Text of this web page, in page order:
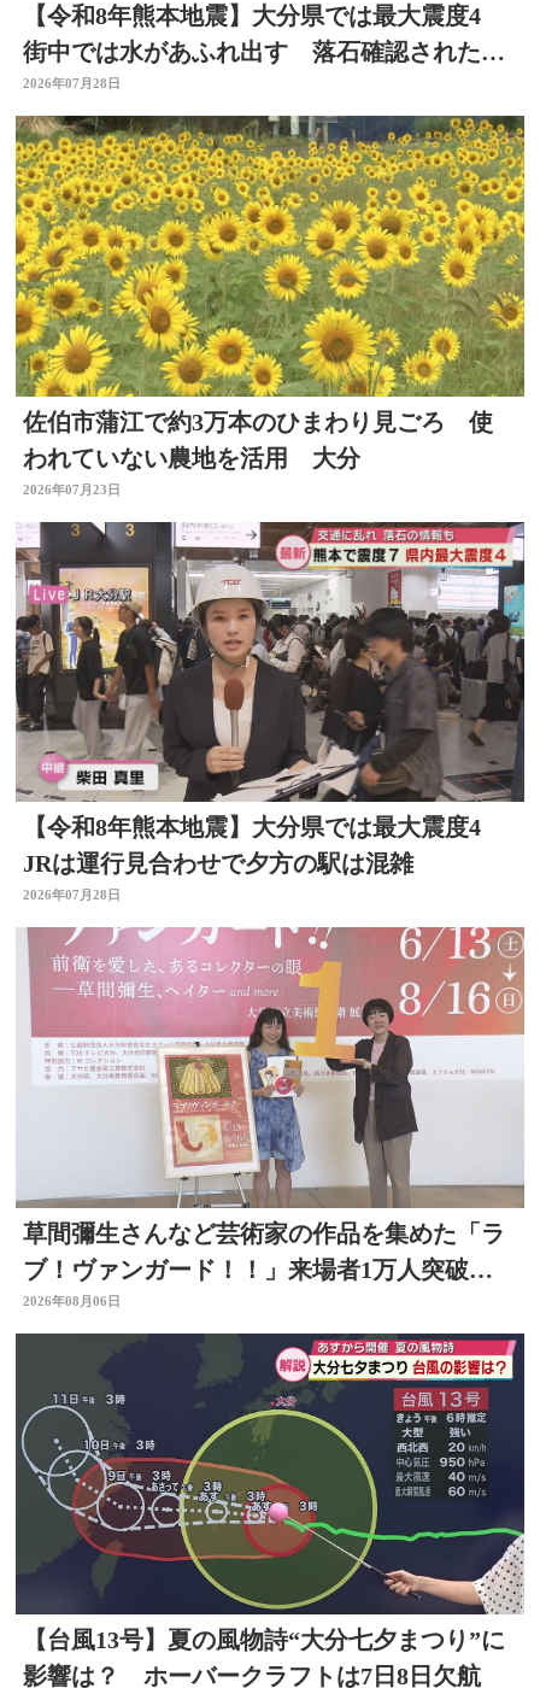
【令和8年熊本地震】大分県では最大震度4
街中では水があふれ出す 落石確認されたと
ころも
2026年07月28日
佐伯市蒲江で約3万本のひまわり見ごろ 使
われていない農地を活用 大分
2026年07月23日
【令和8年熊本地震】大分県では最大震度4
JRは運行見合わせで夕方の駅は混雑
2026年07月28日
草間彌生さんなど芸術家の作品を集めた「ラ
ブ！ヴァンガード！！」来場者1万人突破
大分県立美術館
2026年08月06日
【台風13号】夏の風物詩“大分七夕まつり”に
影響は？ ホーバークラフトは7日8日欠航